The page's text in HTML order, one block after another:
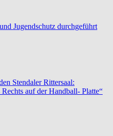
Jugendschutz durchgeführt
Stendaler Rittersaal:
auf der Handball- Platte“